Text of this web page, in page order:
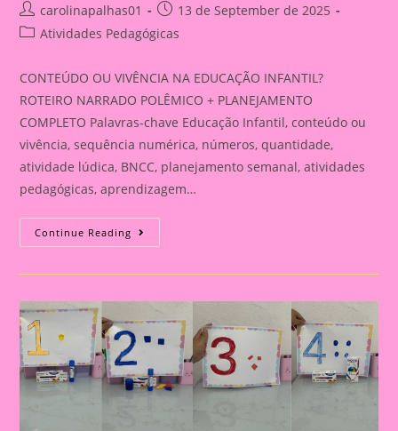
Post
author:
carolinapalhas01
Post
published:
13 de September de 2025
PostAtividades Pedagógicas
CONTEÚDO OU VIVÊNCIA NA EDUCAÇÃO INFANTIL?
ROTEIRO NARRADO POLÊMICO + PLANEJAMENTO
COMPLETO Palavras-chave Educação Infantil, conteúdo ou
vivência, sequência numérica, números, quantidade,
atividade lúdica, BNCC, planejamento semanal, atividades
pedagógicas, aprendizagem…
Continue Reading CONTEÚDO
OU
NA
ROTEIRO
NARRADO
POLÊMICO
+
PLANEJAMENTO
COMPLETO